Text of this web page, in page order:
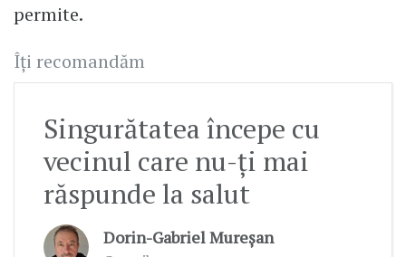
permite.
Îți recomandăm
Singurătatea începe cu
vecinul care nu-ți mai
răspunde la salut
Dorin-Gabriel Mureșan